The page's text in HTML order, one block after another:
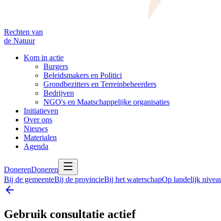
Rechten van
de Natuur
Kom in actie
Burgers
Beleidsmakers en Politici
Grondbezitters en Terreinbeheerders
Bedrijven
NGO's en Maatschappelijke organisaties
Initiatieven
Over ons
Nieuws
Materialen
Agenda
DonerenDoneren
Bij de gemeenteBij de provincieBij het waterschapOp landelijk
Gebruik consultatie actief